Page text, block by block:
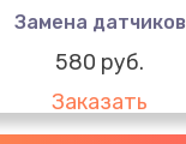
Замена датчиков
580 руб.
Заказать